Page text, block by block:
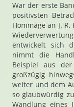
War der erste
positivsten
Hommage an J.
entwickelt sich
nimmt die
Beispiel aus
großzügig
weiter und dem
so glaubwürdig
Wandlung eines